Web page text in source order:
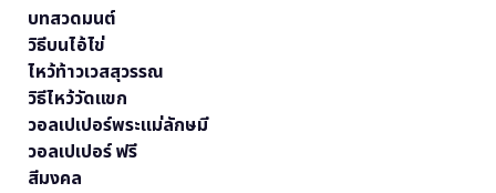
บทสวดมนต์
วิธีบนไอ้ไข่
ไหว้ท้าวเวสสุวรรณ
วิธีไหว้วัดแขก
วอลเปเปอร์พระแม่ลักษมี
วอลเปเปอร์ ฟรี
สีมงคล